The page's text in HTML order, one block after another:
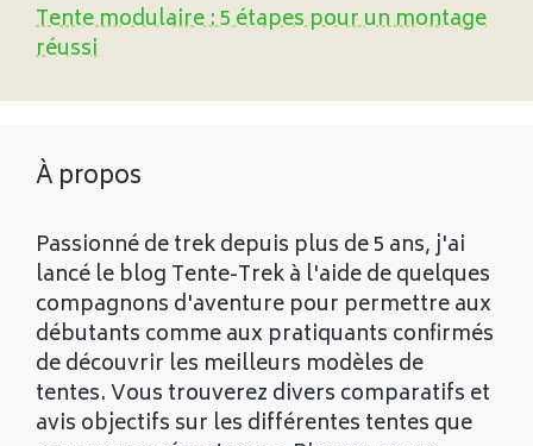
Tente modulaire : 5 étapes pour un montage
réussi
À propos
Passionné de trek depuis plus de 5 ans, j'ai
lancé le blog Tente-Trek à l'aide de quelques
compagnons d'aventure pour permettre aux
débutants comme aux pratiquants confirmés
de découvrir les meilleurs modèles de
tentes. Vous trouverez divers comparatifs et
avis objectifs sur les différentes tentes que